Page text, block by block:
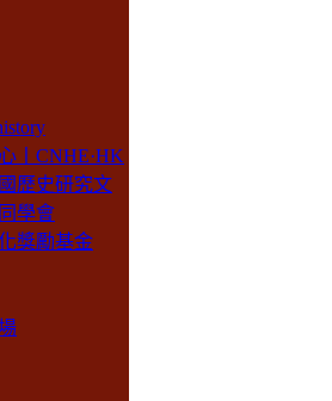
丨CNHE·HK
歷史研究文
學會
獎勵基金